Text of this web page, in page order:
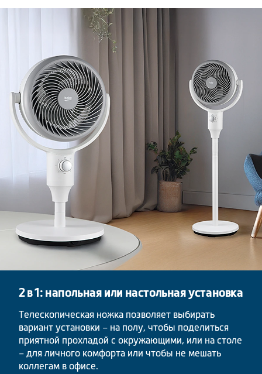
2 в 1: напольная или настольная установка
Телескопическая ножка позволяет выбирать
вариант установки – на полу, чтобы поделиться
приятной прохладой с окружающими, или на столе
– для личного комфорта или чтобы не мешать
коллегам в офисе.